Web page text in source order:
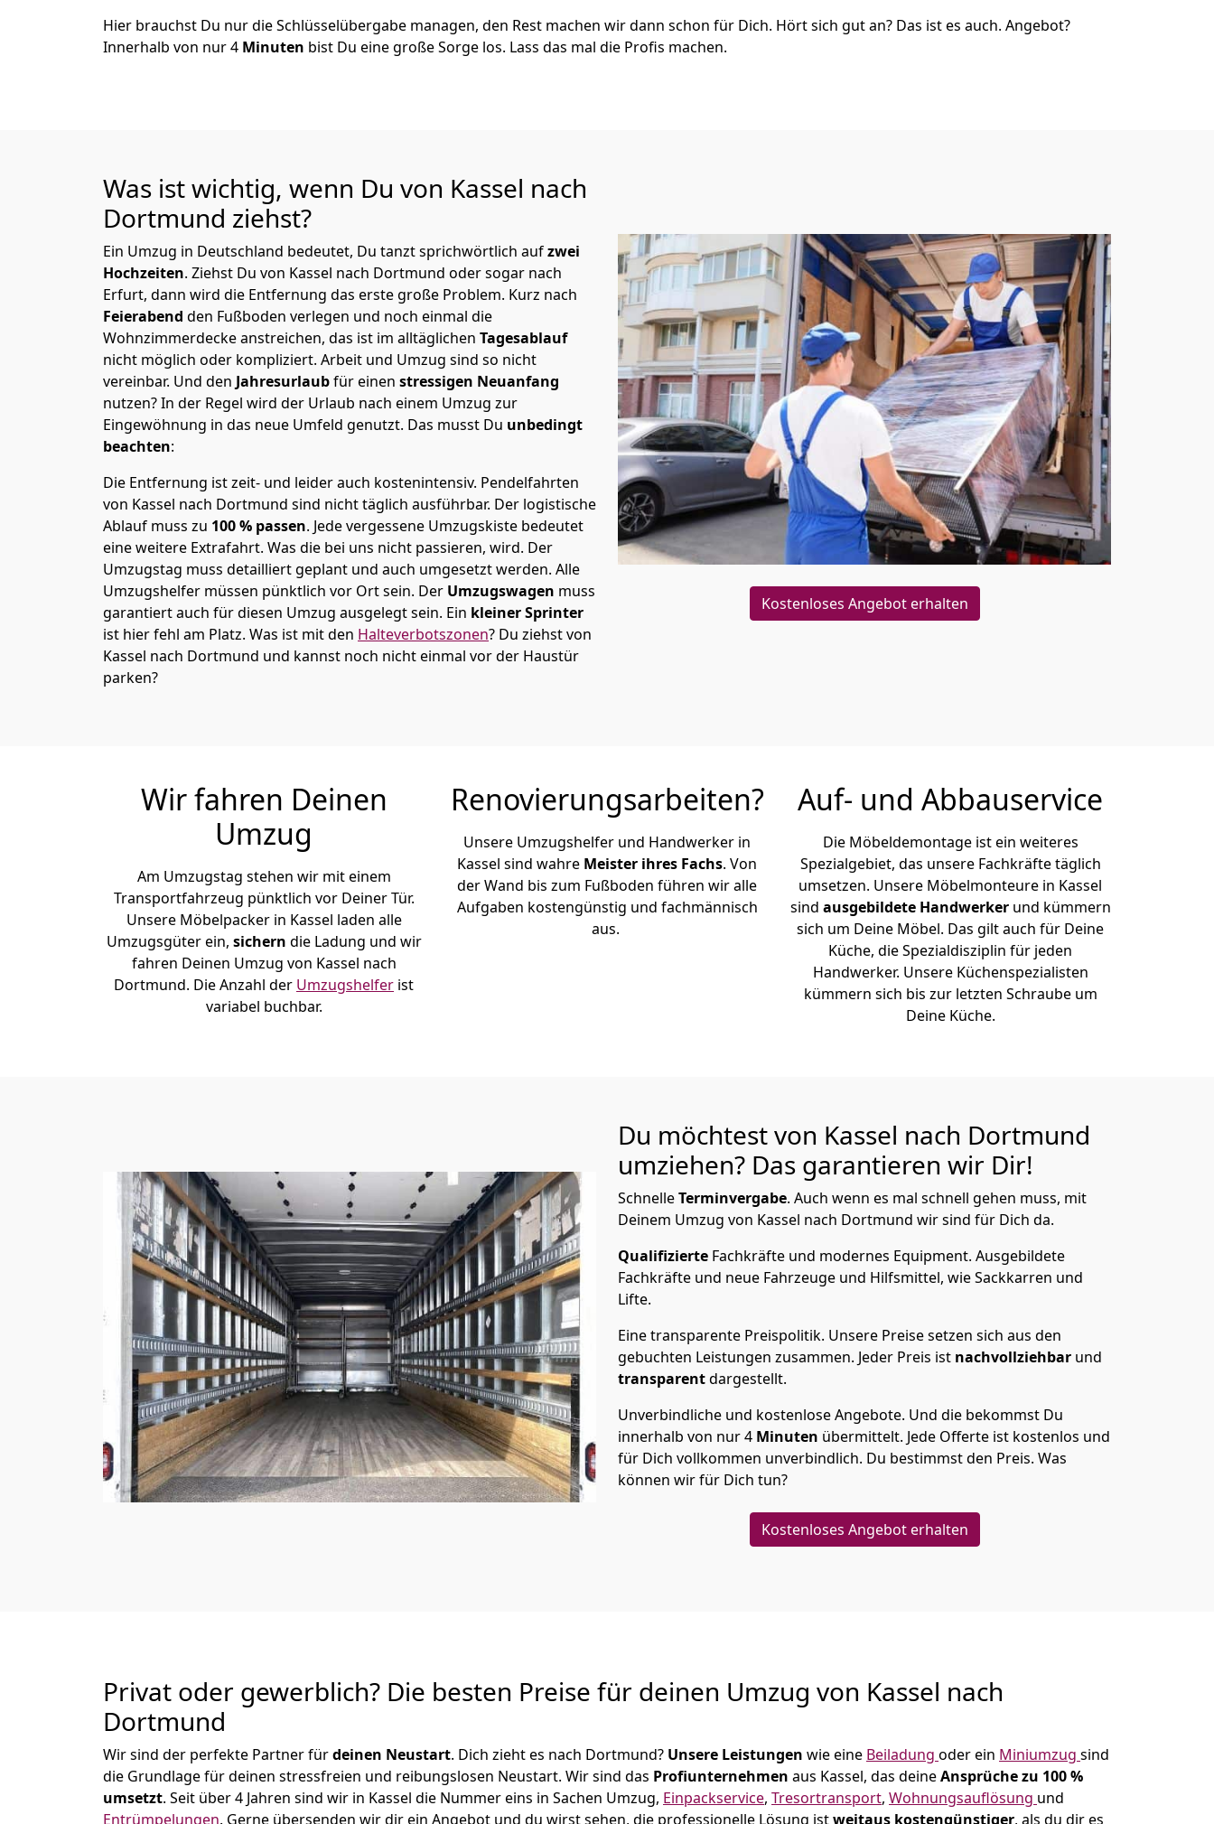
Hier brauchst Du nur die Schlüsselübergabe managen, den Rest machen wir dann schon für Dich. Hört sich gut an? Das ist es auch. Angebot?
Innerhalb von nur 4 Minuten bist Du eine große Sorge los. Lass das mal die Profis machen.
Was ist wichtig, wenn Du von Kassel nach
Dortmund ziehst?
Ein Umzug in Deutschland bedeutet, Du tanzt sprichwörtlich aufzwei
Hochzeiten. Ziehst Du von Kassel nach Dortmund oder sogar nach
Erfurt, dann wird die Entfernung das erste große Problem. Kurz nach
Feierabend den Fußboden verlegen und noch einmal die
Wohnzimmerdecke anstreichen, das ist im alltäglichen Tagesablauf
nicht möglich oder kompliziert. Arbeit und Umzug sind so nicht
vereinbar. Und den Jahresurlaubfür einen stressigen Neuanfang
nutzen? In der Regel wird der Urlaub nach einem Umzug zur
Eingewöhnung in das neue Umfeld genutzt. Das musst Du unbedingt
beachten:
Die Entfernung ist zeit- und leider auch kostenintensiv. Pendelfahrten
von Kassel nach Dortmund sind nicht täglich ausführbar. Der logistische
Ablauf muss zu 100 % passen. Jede vergessene Umzugskiste bedeutet
eine weitere Extrafahrt. Was die bei uns nicht passieren, wird. Der
Umzugstag muss detailliert geplant und auch umgesetzt werden. Alle
Umzugshelfer müssen pünktlich vor Ort sein. Der Umzugswagen muss
garantiert auch für diesen Umzug ausgelegt sein. Ein kleiner Sprinter
ist hier fehl am Platz. Was ist mit den Halteverbotszonen? Du ziehst von
Kassel nach Dortmund und kannst noch nicht einmal vor der Haustür
parken?
Kostenloses Angebot erhalten
Wir fahren Deinen
Umzug
Am Umzugstag stehen wir mit einem
Transportfahrzeug pünktlich vor Deiner Tür.
Unsere Möbelpacker in Kassel laden alle
Umzugsgüter ein, sichern die Ladung und wir
fahren Deinen Umzug von Kassel nach
Dortmund. Die Anzahl der Umzugshelfer ist
variabel buchbar.
Renovierungsarbeiten?
Unsere Umzugshelfer und Handwerker in
Kassel sind wahre Meister ihres Fachs. Von
der Wand bis zum Fußboden führen wir alle
Aufgaben kostengünstig und fachmännisch
aus.
Auf- und Abbauservice
Die Möbeldemontage ist ein weiteres
Spezialgebiet, das unsere Fachkräfte täglich
umsetzen. Unsere Möbelmonteure in Kassel
sind ausgebildete Handwerker und kümmern
sich um Deine Möbel. Das gilt auch für Deine
Küche, die Spezialdisziplin für jeden
Handwerker. Unsere Küchenspezialisten
kümmern sich bis zur letzten Schraube um
Deine Küche.
Du möchtest von Kassel nach Dortmund
umziehen? Das garantieren wir Dir!
SchnelleTerminvergabe. Auch wenn es mal schnell gehen muss, mit
Deinem Umzug von Kassel nach Dortmund wir sind für Dich da.
Qualifizierte Fachkräfte und modernes Equipment. Ausgebildete
Fachkräfte und neue Fahrzeuge und Hilfsmittel, wie Sackkarren und
Lifte.
Eine transparente Preispolitik. Unsere Preise setzen sich aus den
gebuchten Leistungen zusammen. Jeder Preis ist nachvollziehbar und
transparentdargestellt.
Unverbindliche und kostenlose Angebote. Und die bekommst Du
innerhalb von nur4 Minuten übermittelt. Jede Offerte ist kostenlos und
für Dich vollkommen unverbindlich. Du bestimmst den Preis. Was
können wir für Dich tun?
Kostenloses Angebot erhalten
Privat oder gewerblich? Die besten Preise für deinen Umzug von Kassel nach
Dortmund
Wir sind der perfekte Partner fürdeinen Neustart. Dich zieht es nach Dortmund? Unsere Leistungen wie eine Beiladung oder ein Miniumzug sind
die Grundlage für deinen stressfreien und reibungslosen Neustart. Wir sind das Profiunternehmen aus Kassel, das deineAnsprüche zu 100 %
umsetzt. Seit über 4 Jahren sind wir in Kassel die Nummer eins in Sachen Umzug, Einpackservice, Tresortransport, Wohnungsauflösung und
Entrümpelungen. Gerne übersenden wir dir ein Angebot und du wirst sehen, die professionelle Lösung istweitaus kostengünstiger, als du dir es